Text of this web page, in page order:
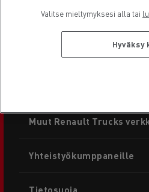
Footer
menu
Muut Renault Trucks
Yhteistyökumppaneille
Tietosuoja
Valitse mieltymyksesi alla tai